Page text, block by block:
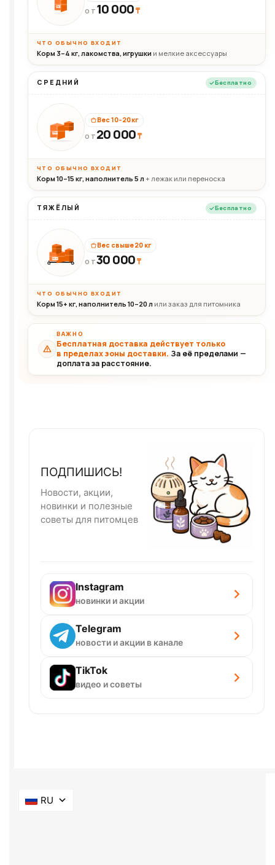
10кг
ОТ 10 000₸
ЧТО ОБЫЧНО ВХОДИТ
Корм 3–4 кг, лакомства, игрушки и мелкие аксессуары
СРЕДНИЙ Бесплатно
20кг
Вес 10–20 кг
ОТ 20 000₸
ЧТО ОБЫЧНО ВХОДИТ
Корм 10–15 кг, наполнитель 5 л+ лежак или переноска
ТЯЖЁЛЫЙ Бесплатно
30+кг
Вес свыше 20 кг
ОТ30 000₸
ЧТО ОБЫЧНО ВХОДИТ
Корм 15+ кг, наполнитель 10–20 л или заказ для питомника
ВАЖНО
Бесплатная доставка действует только
в пределах зоны доставки. За её пределами —
доплата за расстояние.
ПОДПИШИСЬ!
Новости, акции,
новинки и полезные
советы для питомцев
Instagram
новинки и акции
Telegram
новости и акции в канале
TikTok
видео и советы
RU